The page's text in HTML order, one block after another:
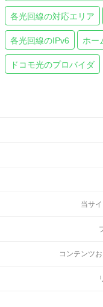
各光回線の対応エリア
各光回線のIPv6 ホー
ドコモ光のプロバイダ
当サ
コンテンツ